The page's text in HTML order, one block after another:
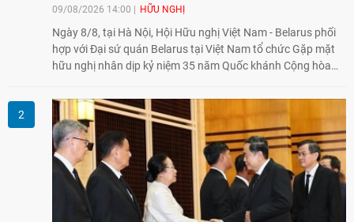
09/08/2026 14:00 HỮU NGHỊ
Ngày 8/8, tại Hà Nội, Hội Hữu nghị Việt Nam - Belarus phối
hợp với Đại sứ quán Belarus tại Việt Nam tổ chức Gặp mặt
hữu nghị nhân dịp kỷ niệm 35 năm Quốc khánh Cộng hòa
nhân dân trong củng cố tình hữu nghị, mở rộng hợp tác thiết
thực và làm sâu sắc quan hệ Đối tác chiến lược Việt Nam -
Belarus.